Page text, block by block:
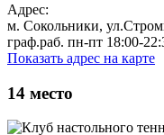
Адрес:
м. Сокольники,
граф.раб. пн-пт 18:00-
Показать адрес на карте
14 место